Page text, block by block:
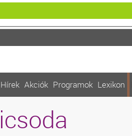
Hírek Akciók Programok Lexikon